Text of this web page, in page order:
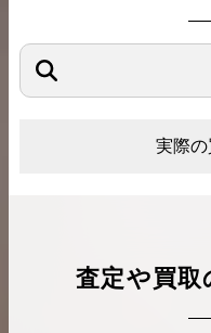
実際
査定や買取